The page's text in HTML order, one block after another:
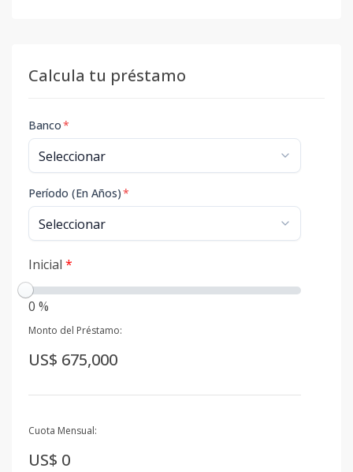
Calcula tu préstamo
Banco*
Período (En Años)*
Inicial *
0 %
Monto del Préstamo:
US$ 675,000
Cuota Mensual:
US$ 0